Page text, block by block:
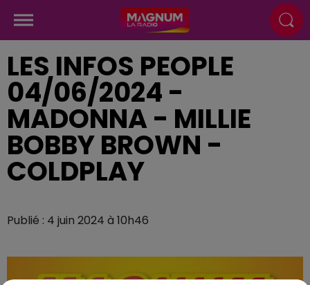
LES INFOS PEOPLE
04/06/2024 -
MADONNA - MILLIE
BOBBY BROWN -
COLDPLAY
Publié : 4 juin 2024 à 10h46